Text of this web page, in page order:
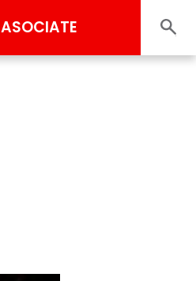
ASOCIATE